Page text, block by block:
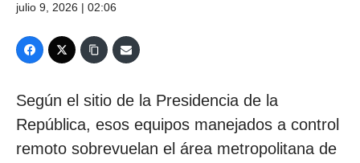
julio 9, 2026 | 02:06
Según el sitio de la Presidencia de la
República, esos equipos manejados a control
remoto sobrevuelan el área metropolitana de